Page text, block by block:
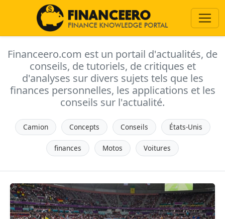
Financeero.com est un portail d'actualités, de
conseils, de tutoriels, de critiques et
d'analyses sur divers sujets tels que les
finances personnelles, les applications et les
conseils sur l'actualité.
Camion Concepts Conseils États-Unis
finances Motos Voitures